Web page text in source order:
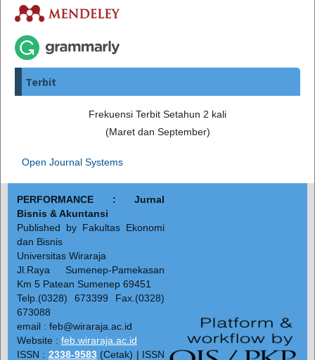
Terbit
Frekuensi Terbit Setahun 2 kali
(Maret dan September)
Open Journal Systems
PERFORMANCE : Jurnal
Bisnis & Akuntansi
Published by Fakultas Ekonomi
dan Bisnis
Universitas Wiraraja
Jl.Raya Sumenep-Pamekasan
Km 5 Patean Sumenep 69451
Telp.(0328) 673399 Fax.(0328)
673088
email : feb@wiraraja.ac.id
Website : feb.wiraraja.ac.id
ISSN : 2338-9583(Cetak) | ISSN